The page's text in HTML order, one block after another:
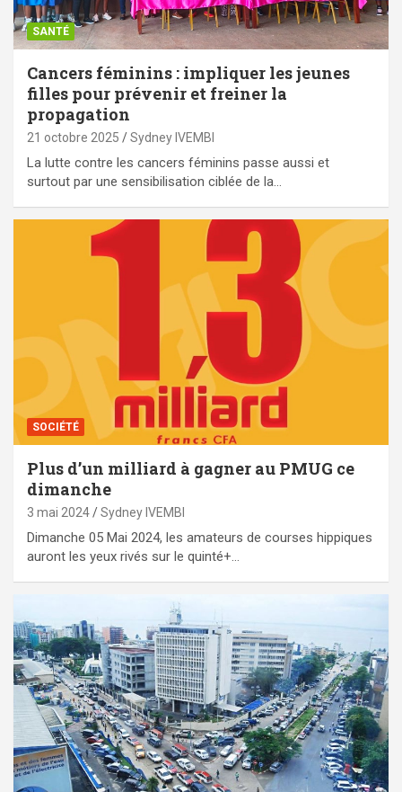
SANTÉ
Cancers féminins : impliquer les jeunes
filles pour prévenir et freiner la
propagation
21 octobre 2025 Sydney IVEMBI
La lutte contre les cancers féminins passe aussi et
surtout par une sensibilisation ciblée de la…
SOCIÉTÉ
Plus d’un milliard à gagner au PMUG ce
dimanche
3 mai 2024 Sydney IVEMBI
Dimanche 05 Mai 2024, les amateurs de courses hippiques
auront les yeux rivés sur le quinté+…